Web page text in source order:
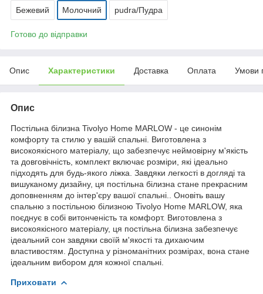
Бежевий Молочний pudra/Пудра
Готово до відправки
Опис Характеристики Доставка Оплата Умови
Опис
Постільна білизна Tivolyo Home MARLOW - це синонім
комфорту та стилю у вашій спальні. Виготовлена з
високоякісного матеріалу, що забезпечує неймовірну м'якість
та довговічність, комплект включає розміри, які ідеально
підходять для будь-якого ліжка. Завдяки легкості в догляді та
вишуканому дизайну, ця постільна білизна стане прекрасним
доповненням до інтер'єру вашої спальні.. Оновіть вашу
спальню з постільною білизною Tivolyo Home MARLOW, яка
поєднує в собі витонченість та комфорт. Виготовлена з
високоякісного матеріалу, ця постільна білизна забезпечує
ідеальний сон завдяки своїй м'якості та дихаючим
властивостям. Доступна у різноманітних розмірах, вона стане
ідеальним вибором для кожної спальні.
Приховати